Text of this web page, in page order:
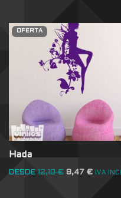
OFERTA
Hada
DESDE 12,10€ 8,47 € IVA INCL